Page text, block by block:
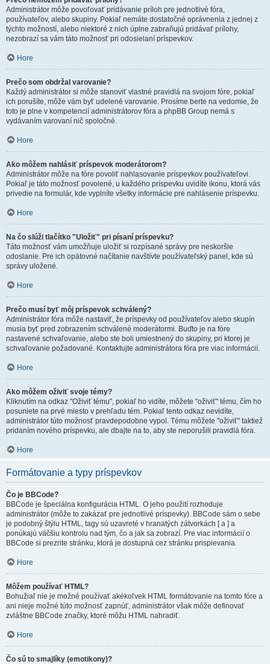
Administrátor môže povoľovať pridávanie príloh pre jednotlivé fóra,
používateľov, alebo skupiny. Pokiaľ nemáte dostatočné oprávnenia z jednej z
týchto možností, alebo niektoré z nich úplne zabraňujú pridávať prílohy,
nezobrazí sa vám táto možnosť pri odosielaní príspevkov.
Hore
Prečo som obdržal varovanie?
Každý administrátor si môže stanoviť vlastné pravidlá na svojom fóre, pokiaľ
ich porušíte, môže vám byť udelené varovanie. Prosíme berte na vedomie, že
toto je plne v kompetencií administrátorov fóra a phpBB Group nemá s
vydávaním varovaní nič spoločné.
Hore
Ako môžem nahlásiť príspevok moderátorom?
Administrátor môže na fóre povoliť nahlasovanie príspevkov používateľovi.
Pokiaľ je táto možnosť povolené, u každého príspevku uvidíte ikonu, ktorá vás
privedie na formulár, kde vyplníte všetky informácie pre nahlásenie príspevku.
Hore
Na čo slúži tlačítko "Uložiť" pri písaní príspevku?
Táto možnosť vám umožňuje uložiť si rozpísané správy pre neskoršie
odoslanie. Pre ich opätovné načítanie navštívte používateľský panel, kde sú
správy uložené.
Hore
Prečo musí byť môj príspevok schválený?
Administrátor fóra môže nastaviť, že príspevky od používateľov alebo skupín
musia byť pred zobrazením schválené moderátormi. Buďto je na fóre
nastavené schvaľovanie, alebo ste boli umiestnený do skupiny, pri ktorej je
schvaľovanie požadované. Kontaktujte administrátora fóra pre viac informácií.
Hore
Ako môžem oživiť svoje témy?
Kliknutím na odkaz "Oživiť tému", pokiaľ ho vidíte, môžete "oživiť" tému, čím ho
posuniete na prvé miesto v prehľadu tém. Pokiaľ tento odkaz nevidíte,
administrátor túto možnosť pravdepodobne vypol. Tému môžete "oživiť" taktiež
pridaním nového príspevku, ale dbajte na to, aby ste neporušili pravidlá fóra.
Hore
Formátovanie a typy príspevkov
Čo je BBCode?
BBCode je špeciálna konfigurácia HTML. O jeho použití rozhoduje
administrátor (môže to zakázať pre jednotlivé príspevky). BBCode sám o sebe
je podobný štýlu HTML, tagy sú uzavreté v hranatých zátvorkách [ a ] a
ponúkajú väčšiu kontrolu nad tým, čo a jak sa zobrazí. Pre viac informácií o
BBCode si prezrite stránku, ktorá je dostupná cez stránku prispievania.
Hore
Môžem používať HTML?
Bohužiaľ nie je možné používať akékoľvek HTML formátovanie na tomto fóre a
ani nieje možné túto možnosť zapnúť, administrátor však môže definovať
zvláštne BBCode značky, ktoré môžu HTML nahradiť.
Hore
Čo sú to smajlíky (emotikony)?